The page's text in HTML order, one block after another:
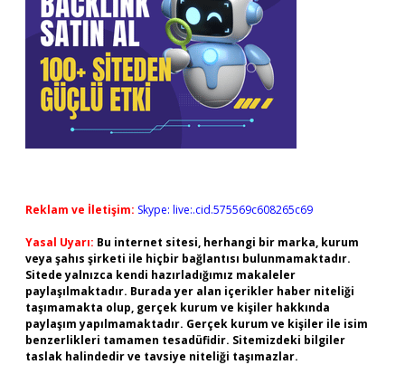
Reklam ve İletişim: Skype: live:.cid.575569c608265c69
Yasal Uyarı: Bu internet sitesi, herhangi bir marka, kurum
veya şahıs şirketi ile hiçbir bağlantısı bulunmamaktadır.
Sitede yalnızca kendi hazırladığımız makaleler
paylaşılmaktadır. Burada yer alan içerikler haber niteliği
taşımamakta olup, gerçek kurum ve kişiler hakkında
paylaşım yapılmamaktadır. Gerçek kurum ve kişiler ile isim
benzerlikleri tamamen tesadüfidir. Sitemizdeki bilgiler
taslak halindedir ve tavsiye niteliği taşımazlar.